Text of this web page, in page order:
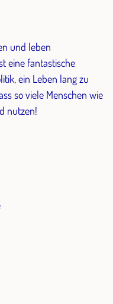
und leben
eine fantastische
ein Leben lang zu
so viele Menschen wie
nutzen!